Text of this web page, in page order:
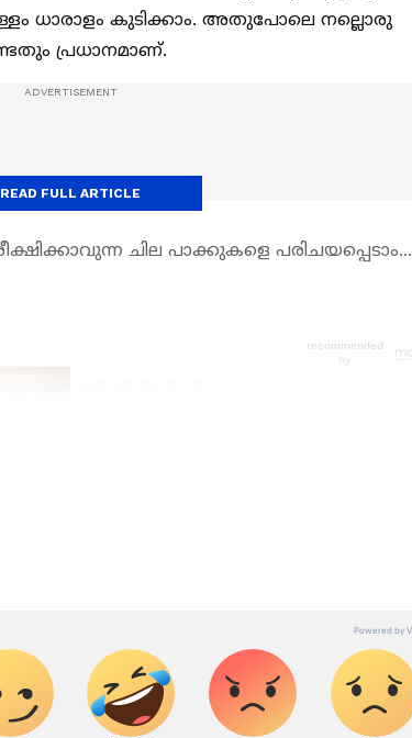
ധാരാളം കുടിക്കാം. അതുപോലെ നല്ലൊരു
പ്രധാനമാണ്.
ചില പാക്കുകളെ പരിചയപ്പെടാം...
READ FULL ARTICLE